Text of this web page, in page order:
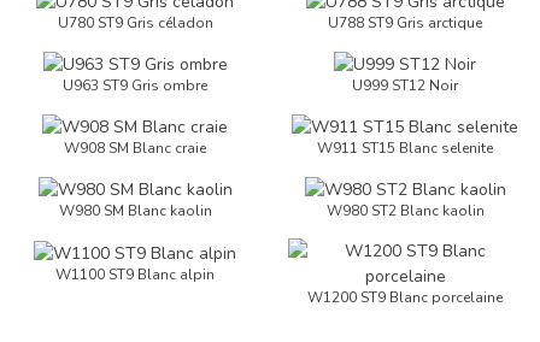
U780 ST9 Gris céladon U788 ST9 Gris arctique
U963 ST9 Gris ombre U999 ST12 Noir
W908 SM Blanc craie W911 ST15 Blanc selenite
W980 SM Blanc kaolin W980 ST2 Blanc kaolin
W1100 ST9 Blanc alpin
W1200 ST9 Blanc porcelaine